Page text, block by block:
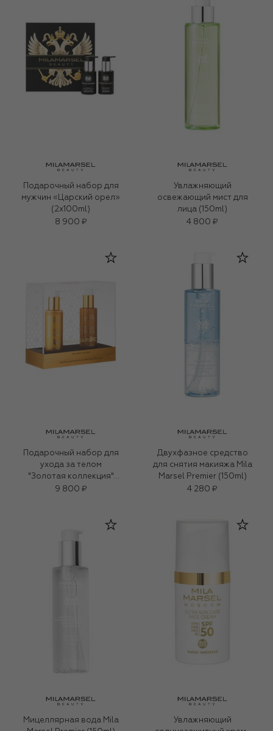
Подарочный набор для
мужчин «Царский орел»
(2x100ml)
8 900 ₽
Увлажняющий
освежающий мист для
лица (150ml)
4 800 ₽
Подарочный набор для
ухода за телом
"Золотая коллекция"
(2x150ml)
9 800 ₽
Двухфазное средство
для снятия макияжа Mila
Marsel Premier (150ml)
4 280 ₽
Мицеллярная вода Mila
Увлажняющий